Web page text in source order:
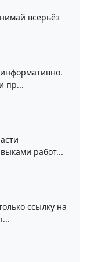
всерьёз
пр...
работ...
ссылку на